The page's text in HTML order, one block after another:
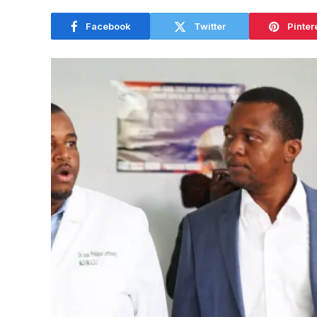
Facebook Twitter